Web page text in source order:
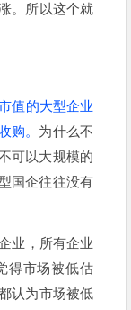
。所以这个就
值的大型企业
购。 为什么不
可以大规模的
国企往往没有
业，所有企业
得市场被低估
认为市场被低